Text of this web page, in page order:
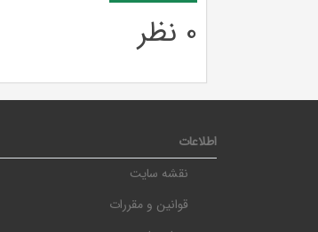
0 نظر
اطلاعات
نقشه سایت
قوانین و مقررات